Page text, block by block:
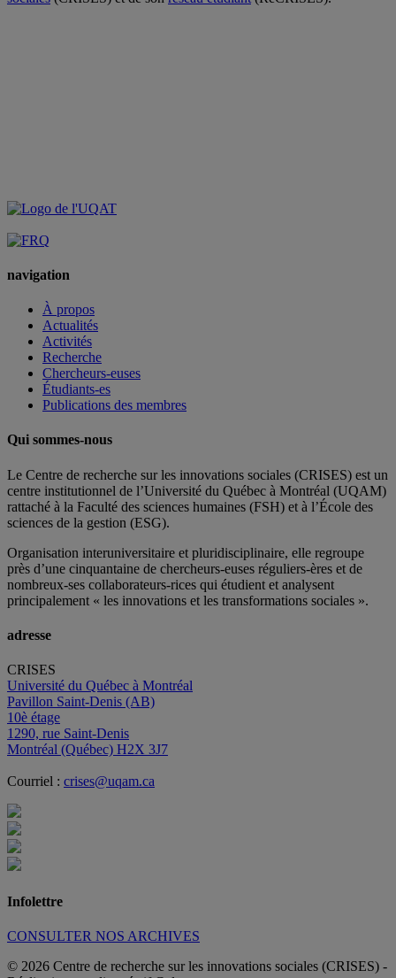
navigation
À propos
Actualités
Activités
Recherche
Chercheurs-euses
Étudiants-es
Publications des membres
Qui sommes-nous
Le Centre de recherche sur les innovations sociales (CRISES) est un
centre institutionnel de l’Université du Québec à Montréal (UQAM)
rattaché à la Faculté des sciences humaines (FSH) et à l’École des
sciences de la gestion (ESG).
Organisation interuniversitaire et pluridisciplinaire, elle regroupe
près d’une cinquantaine de chercheurs-euses réguliers-ères et de
nombreux-ses collaborateurs-rices qui étudient et analysent
principalement « les innovations et les transformations sociales ».
adresse
CRISES
Université du Québec à Montréal
Pavillon Saint-Denis (AB)
10è étage
1290, rue Saint-Denis
Montréal (Québec) H2X 3J7
Courriel : crises@uqam.ca
Infolettre
CONSULTER NOS ARCHIVES
© 2026 Centre de recherche sur les innovations sociales (CRISES) -